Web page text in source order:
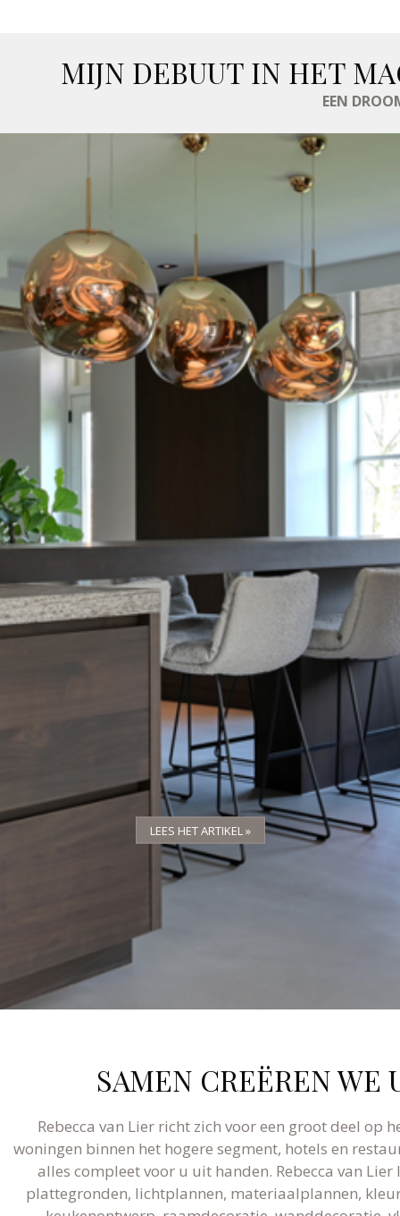
MIJN DEBUUT IN HET
EEN
LEES HET ARTIKEL »
LEES HET ARTIKEL »
LEES HET ARTIKEL »
SAMEN CREËREN
Rebecca van Lier richt zich voor een groot deel
woningen binnen het hogere segment, hotels en
alles compleet voor u uit handen. Rebecca van
plattegronden, lichtplannen, materiaalplannen,